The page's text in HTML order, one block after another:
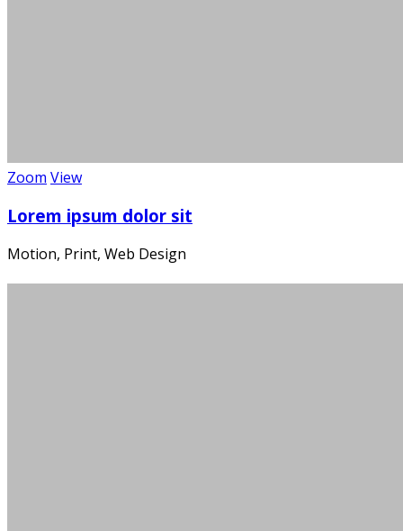
Zoom View
Lorem ipsum dolor sit
Motion, Print, Web Design